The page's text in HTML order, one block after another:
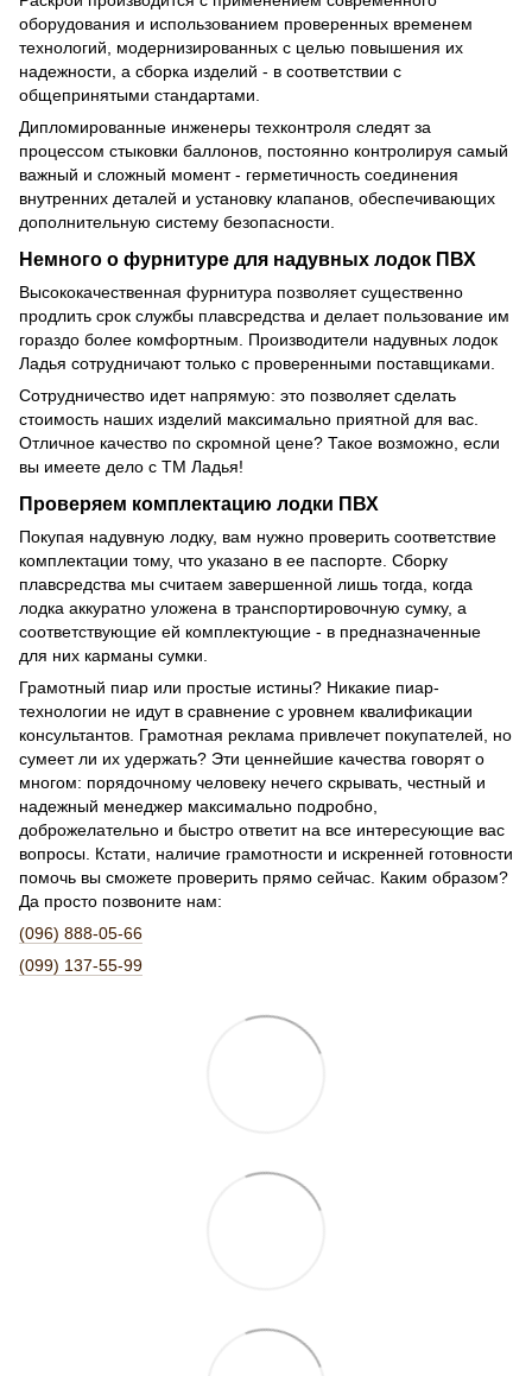
оборудования и использованием проверенных временем
технологий, модернизированных с целью повышения их
надежности, а сборка изделий - в соответствии с
общепринятыми стандартами.
Дипломированные инженеры техконтроля следят за
процессом стыковки баллонов, постоянно контролируя самый
важный и сложный момент - герметичность соединения
внутренних деталей и установку клапанов, обеспечивающих
дополнительную систему безопасности.
Немного о фурнитуре для надувных лодок ПВХ
Высококачественная фурнитура позволяет существенно
продлить срок службы плавсредства и делает пользование им
гораздо более комфортным. Производители надувных лодок
Ладья сотрудничают только с проверенными поставщиками.
Сотрудничество идет напрямую: это позволяет сделать
стоимость наших изделий максимально приятной для вас.
Отличное качество по скромной цене? Такое возможно, если
вы имеете дело с ТМ Ладья!
Проверяем комплектацию лодки ПВХ
Покупая надувную лодку, вам нужно проверить соответствие
комплектации тому, что указано в ее паспорте. Сборку
плавсредства мы считаем завершенной лишь тогда, когда
лодка аккуратно уложена в транспортировочную сумку, а
соответствующие ей комплектующие - в предназначенные
для них карманы сумки.
Грамотный пиар или простые истины? Никакие пиар-
технологии не идут в сравнение с уровнем квалификации
консультантов. Грамотная реклама привлечет покупателей, но
сумеет ли их удержать? Эти ценнейшие качества говорят о
многом: порядочному человеку нечего скрывать, честный и
надежный менеджер максимально подробно,
доброжелательно и быстро ответит на все интересующие вас
вопросы. Кстати, наличие грамотности и искренней готовности
помочь вы сможете проверить прямо сейчас. Каким образом?
Да просто позвоните нам:
(096) 888-05-66
(099) 137-55-99